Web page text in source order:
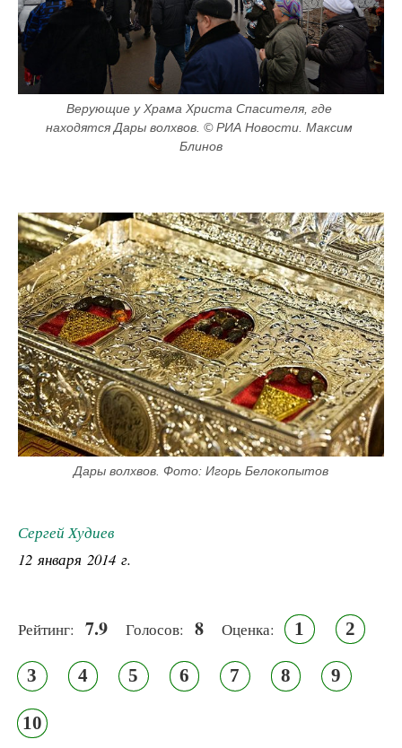
Верующие у Храма Христа Спасителя, где
находятся Дары волхвов. © РИА Новости. Максим
Блинов
Дары волхвов. Фото: Игорь Белокопытов
Сергей Худиев
12 января 2014 г.
Рейтинг: 7.9 Голосов: 8 Оценка: 1 2
3 4 5 6 7 8 9
10